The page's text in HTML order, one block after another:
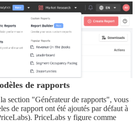
de rapports
section "Générateur de rapports", vous
de rapport ont été ajoutés par défaut à
PriceLabs y figure comme